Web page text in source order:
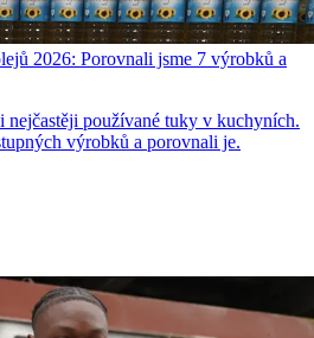
2026: Porovnali jsme 7 výrobků a
nejčastěji používané tuky v kuchyních.
výrobků a porovnali je.